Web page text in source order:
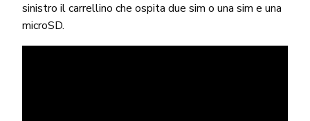
sinistro il carrellino che ospita due sim o una sim e una
microSD.